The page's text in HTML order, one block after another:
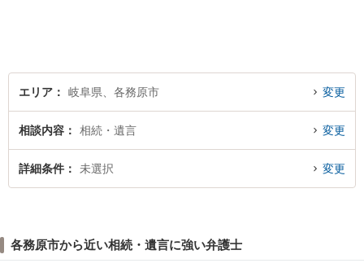
エリア 岐阜県、各務原市 変更
相談内容 相続・遺言 変更
詳細条件 未選択 変更
各務原市から近い相続・遺言に強い弁護士